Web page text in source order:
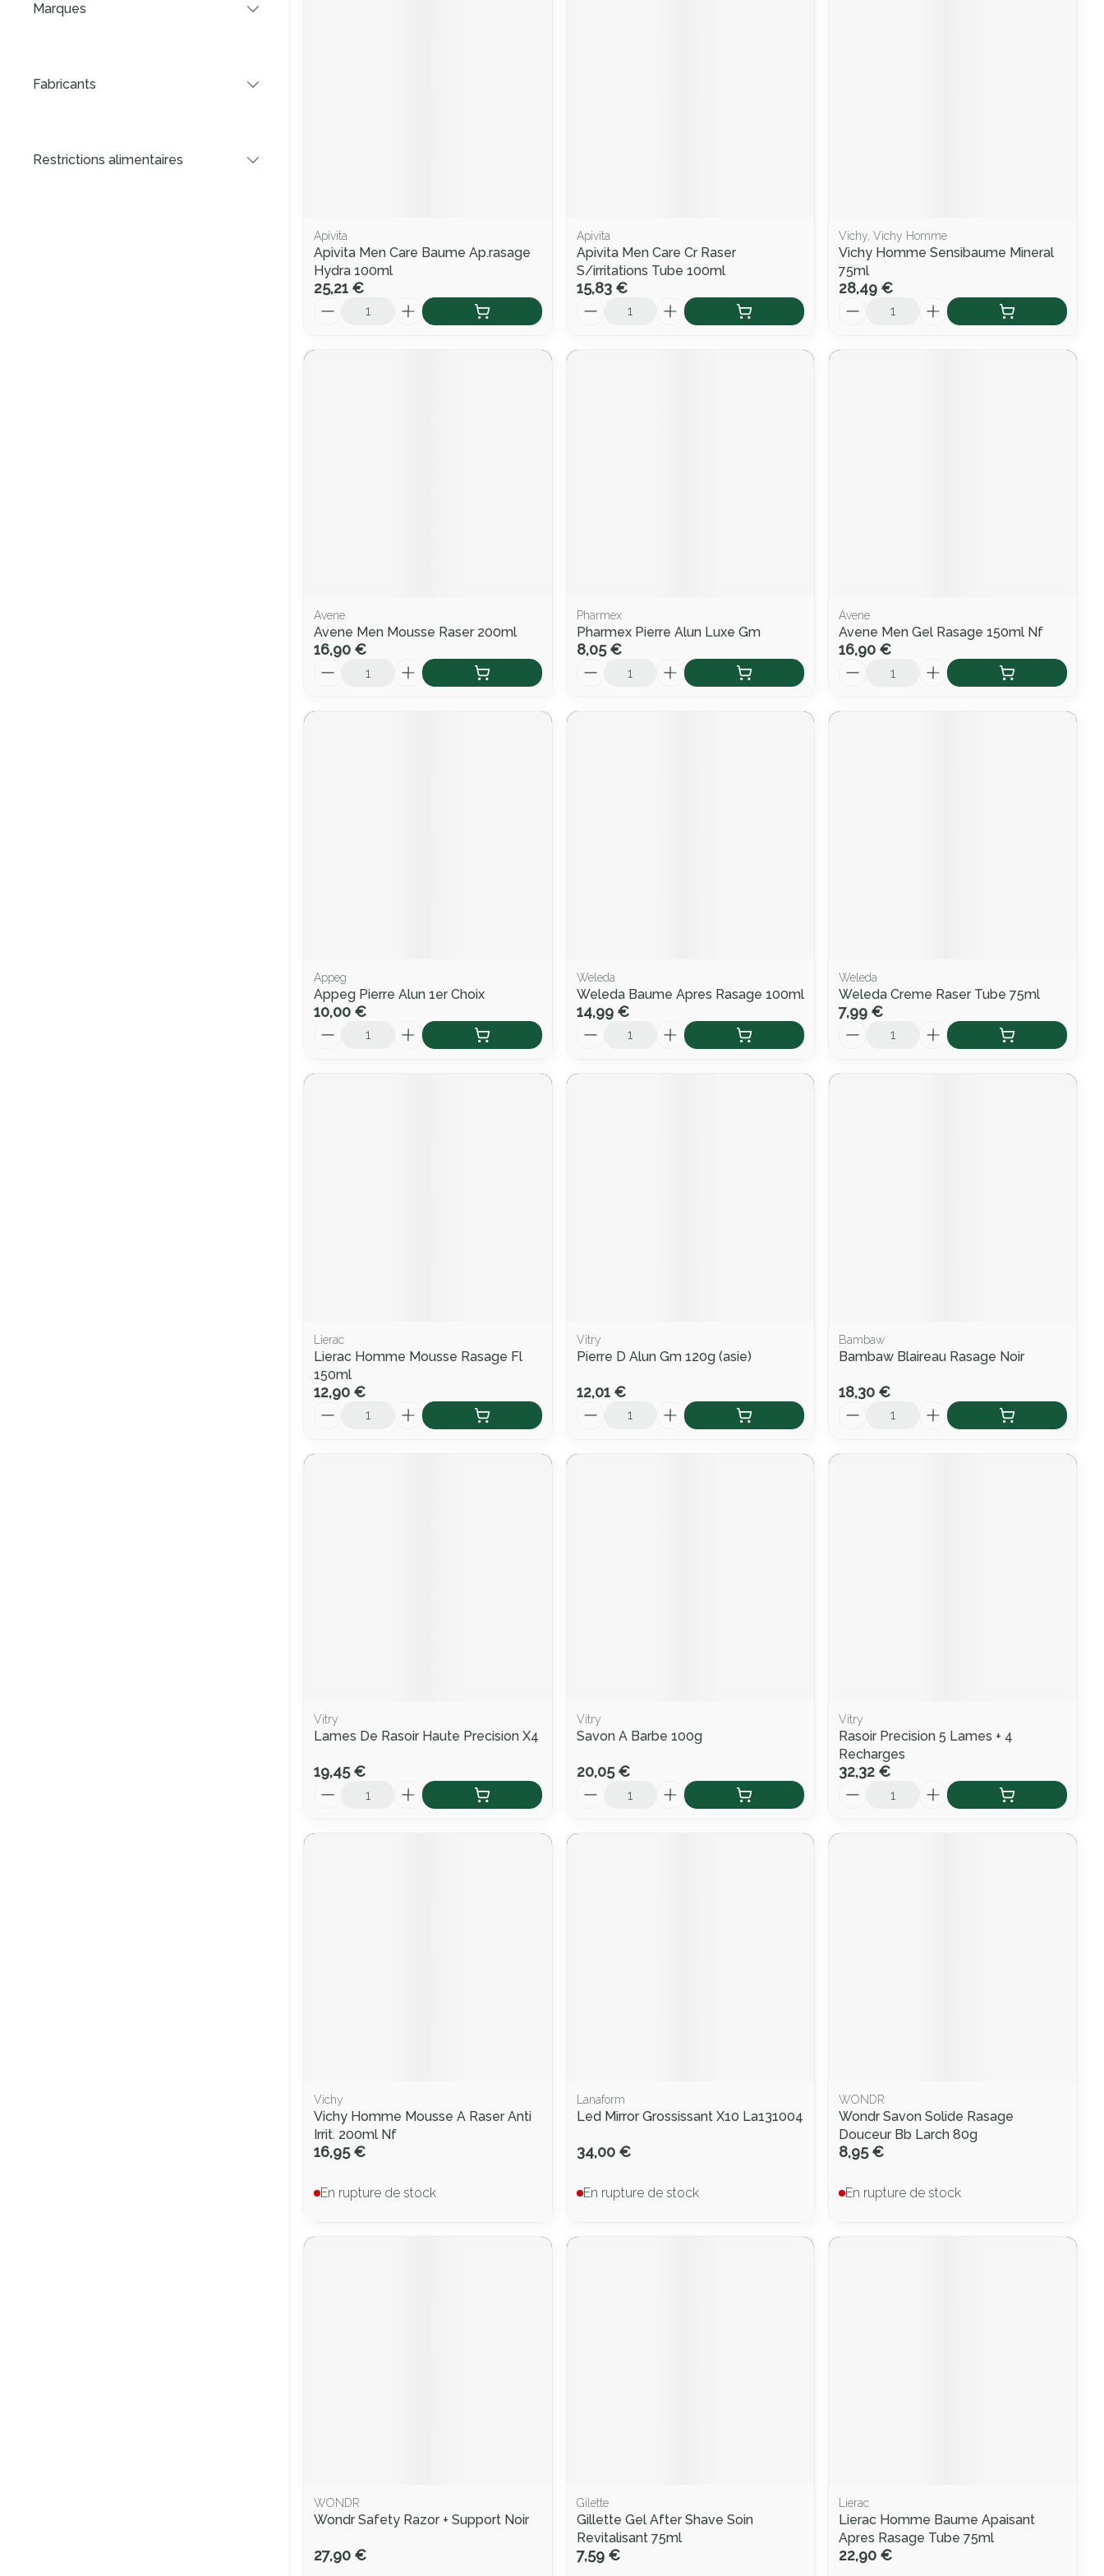
Marques
Fabricants
Restrictions alimentaires
Apivita
Apivita Men Care Baume Ap.rasage
Hydra 100ml
25,21 €
Apivita
Apivita Men Care Cr Raser
S/irritations Tube 100ml
15,83 €
Vichy, Vichy Homme
Vichy Homme Sensibaume Mineral
75ml
28,49 €
Avene
Avene Men Mousse Raser 200ml
16,90 €
Pharmex
Pharmex Pierre Alun Luxe Gm
8,05 €
Avene
Avene Men Gel Rasage 150ml Nf
16,90 €
Appeg
Appeg Pierre Alun 1er Choix
10,00 €
Weleda
Weleda Baume Apres Rasage 100ml
14,99 €
Weleda
Weleda Creme Raser Tube 75ml
7,99 €
Lierac
Lierac Homme Mousse Rasage Fl
150ml
12,90 €
Vitry
Pierre D Alun Gm 120g (asie)
12,01 €
Bambaw
Bambaw Blaireau Rasage Noir
18,30 €
Vitry
Lames De Rasoir Haute Precision X4
19,45 €
Vitry
Savon A Barbe 100g
20,05 €
Vitry
Rasoir Precision 5 Lames + 4
Recharges
32,32 €
Vichy
Vichy Homme Mousse A Raser Anti
Irrit. 200ml Nf
16,95 €
En rupture de stock
Lanaform
Led Mirror Grossissant X10 La131004
34,00 €
En rupture de stock
WONDR
Wondr Savon Solide Rasage
Douceur Bb Larch 80g
8,95 €
En rupture de stock
WONDR
Wondr Safety Razor + Support Noir
27,90 €
Gilette
Gillette Gel After Shave Soin
Revitalisant 75ml
7,59 €
Lierac
Lierac Homme Baume Apaisant
Apres Rasage Tube 75ml
22,90 €